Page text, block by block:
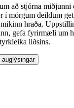
að stjórna miðjunni
í mörgum deildum
hraða.
gefa fyrirmæli um
liðsins.